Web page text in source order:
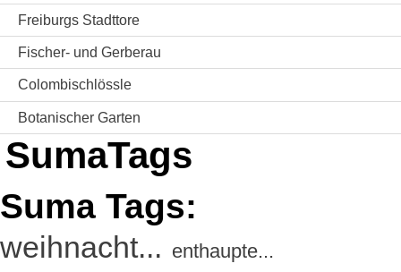
Freiburgs Stadttore
Fischer- und Gerberau
Colombischlössle
Botanischer Garten
SumaTags
Suma Tags:
weihnacht... enthaupte...